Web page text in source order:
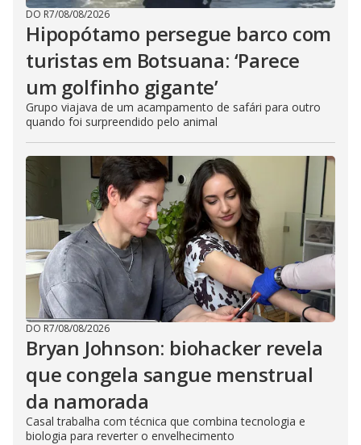
DO R7/08/08/2026
Hipopótamo persegue barco com
turistas em Botsuana: ‘Parece
um golfinho gigante’
Grupo viajava de um acampamento de safári para outro
quando foi surpreendido pelo animal
DO R7/08/08/2026
Bryan Johnson: biohacker revela
que congela sangue menstrual
da namorada
Casal trabalha com técnica que combina tecnologia e
biologia para reverter o envelhecimento